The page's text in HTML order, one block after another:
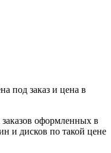
под заказ и цена в
заказов оформленных в
и дисков по такой цене